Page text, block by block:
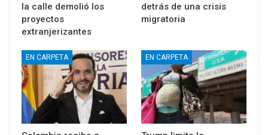
la calle demolió los
proyectos
extranjerizantes
detrás de una crisis
migratoria
EN CARPETA EN CARPETA